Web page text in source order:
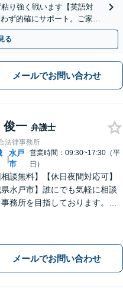
り強く戦います【英語対
ず的確にサポート。ご家族
面談可】
る
メールでお問い合わせ
俊一 弁護士
法律事務所
|
水戸
市
営業時間：09:30~17:30（平
日）
相談無料】【休日夜間対応可】
県水戸市】誰にでも気軽に相談
務所を目指しております。依
談ください。
メールでお問い合わせ